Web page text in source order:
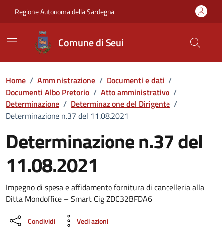
Regione Autonoma della Sardegna
Comune di Seui
Home / Amministrazione / Documenti e dati /
Documenti Albo Pretorio / Atto amministrativo /
Determinazione / Determinazione del Dirigente /
Determinazione n.37 del 11.08.2021
Determinazione n.37 del
11.08.2021
Dettaglio del documento
Impegno di spesa e affidamento fornitura di cancelleria alla
Ditta Mondoffice – Smart Cig ZDC32BFDA6
Condividi Vedi azioni